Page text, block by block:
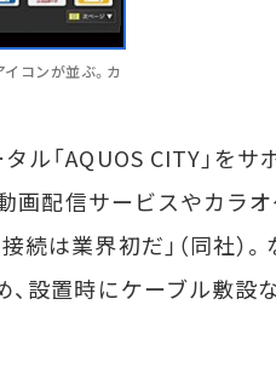
イコンが並ぶ。カ
「AQUOS CITY」をサ
画配信サービスやカラ
は業界初だ」（同社）。
設置時にケーブル敷設